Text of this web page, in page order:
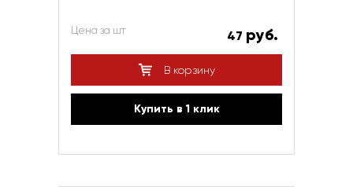
Цена за шт 47 руб.
В корзину
Купить в 1 клик